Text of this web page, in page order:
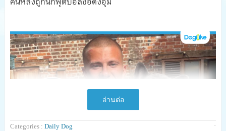
อ่านต่อ
Categories : Daily Dog ·